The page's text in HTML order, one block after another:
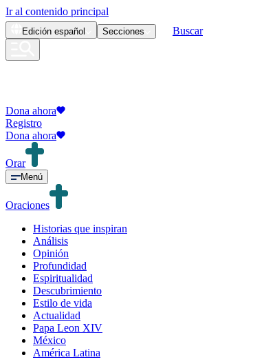
Ir al contenido principal
Edición español Secciones Buscar
Dona ahora
Registro
Dona ahora
Orar
Menú
Oraciones
Historias que inspiran
Análisis
Opinión
Profundidad
Espiritualidad
Descubrimiento
Estilo de vida
Actualidad
Papa Leon XIV
México
América Latina